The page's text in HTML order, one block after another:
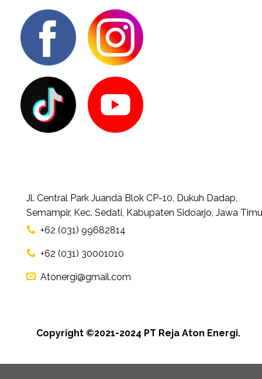
Jl. Central Park Juanda Blok CP-10, Dukuh Dadap,
Semampir, Kec. Sedati, Kabupaten Sidoarjo, Jawa
+62 (031) 99682814
+62 (031) 30001010
Atonergi@gmail.com
Copyright ©2021-2024 PT Reja Aton Energi.